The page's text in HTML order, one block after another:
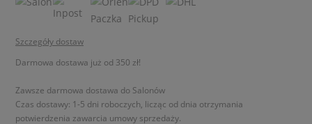
Szczegóły dostaw
Darmowa dostawa już od 350 zł!
Zawsze darmowa dostawa do Salonów
Czas dostawy: 1-5 dni roboczych, licząc od dnia otrzymania
potwierdzenia zawarcia umowy sprzedaży.